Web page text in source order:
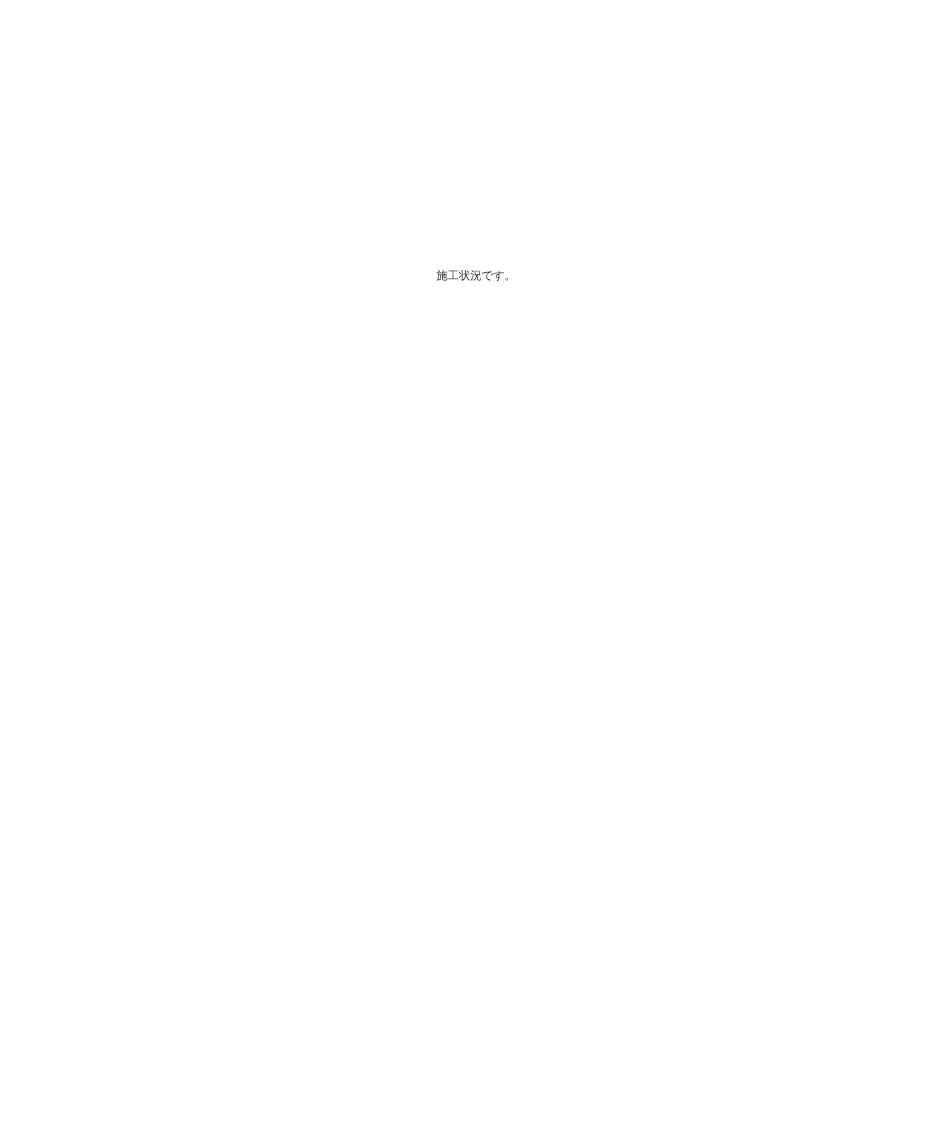
施工状況です。